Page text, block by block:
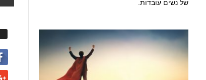
של נשים עובדות.